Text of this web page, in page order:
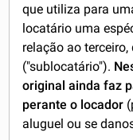
que utiliza para
locatário uma
relação ao
("sublocatário").
original ainda faz
perante o locador
aluguel ou se